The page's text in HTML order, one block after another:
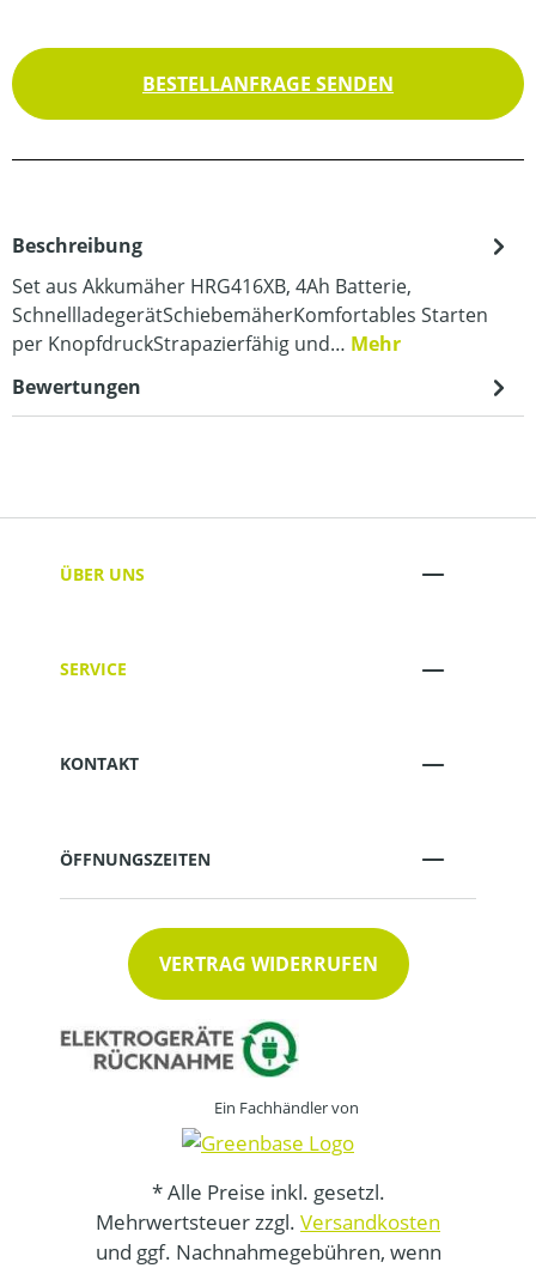
BESTELLANFRAGE SENDEN
Beschreibung
Set aus Akkumäher HRG416XB, 4Ah Batterie,
SchnellladegerätSchiebemäherKomfortables Starten
per KnopfdruckStrapazierfähig und… Mehr
Bewertungen
ÜBER UNS
SERVICE
KONTAKT
ÖFFNUNGSZEITEN
VERTRAG WIDERRUFEN
Ein Fachhändler von
* Alle Preise inkl. gesetzl.
Mehrwertsteuer zzgl. Versandkosten
und ggf. Nachnahmegebühren, wenn